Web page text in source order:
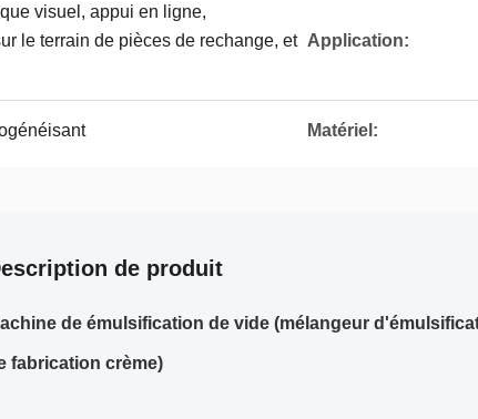
visuel, appui en ligne,
le terrain de pièces de rechange, et Application:
Matériel:
de produit
de émulsification de vide (mélangeur
fabrication crème)